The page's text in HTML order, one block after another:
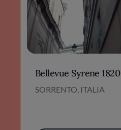
Bellevue Syrene 1820
SORRENTO, ITALIA